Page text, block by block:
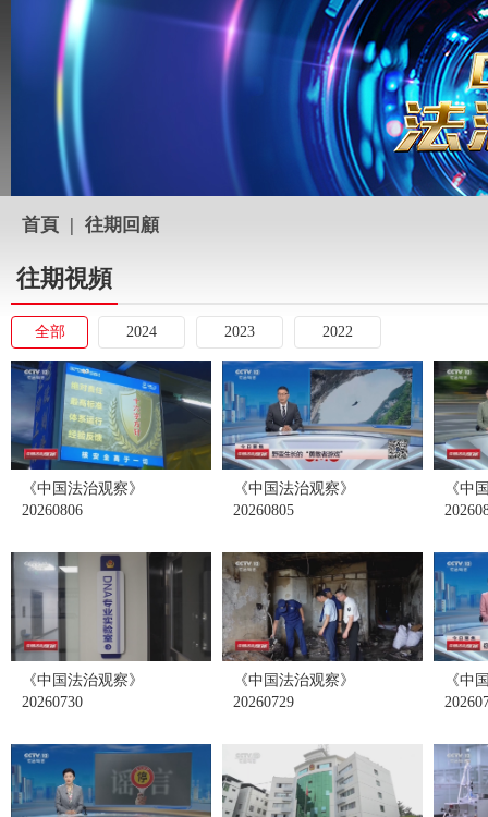
首頁 | 往期回顧
往期視頻
全部 2024 2023 2022
《中国法治观察》
20260806
《中国法治观察》
20260805
《中
《中国法治观察》
20260730
《中国法治观察》
20260729
《中